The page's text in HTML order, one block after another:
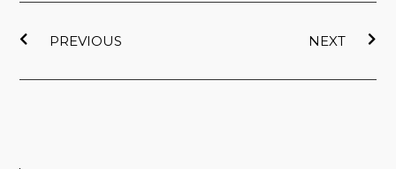
PREVIOUS NEXT